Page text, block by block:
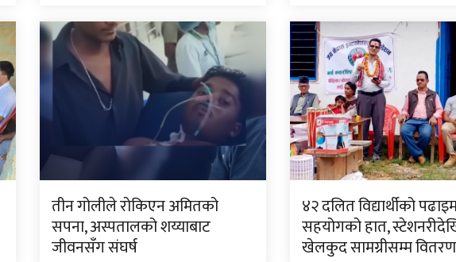
तीन गोलीले रोकिएन अमितको
सपना, अस्पतालको शय्याबाट
जीवनसँग संघर्ष
४२ दलित विद्यार्थीको
सहयोगको हात,
खेलकुद सामग्रीसम्म वितरण